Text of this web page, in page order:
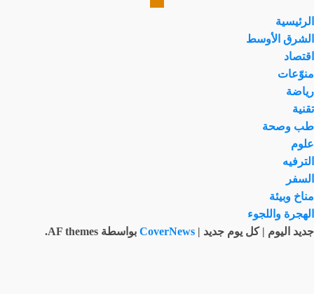
الرئيسية
الشرق الأوسط
اقتصاد
منوّعات
رياضة
تقنية
طب وصحة
علوم
الترفيه
السفر
مناخ وبيئة
الهجرة واللجوء
جديد اليوم | كل يوم جديد |
CoverNews بواسطة AF themes.